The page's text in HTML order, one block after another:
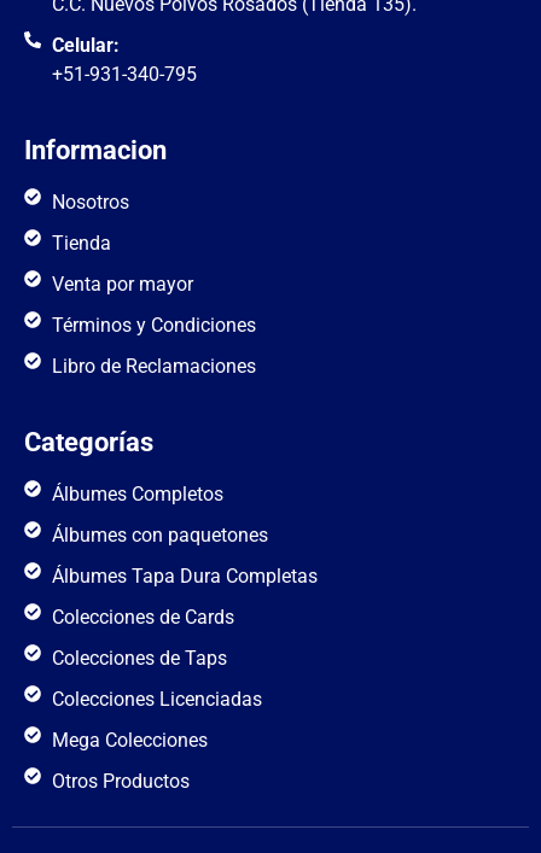
C.C. Nuevos Polvos Rosados (Tienda 135).
Celular:
+51-931-340-795
Informacion
Nosotros
Tienda
Venta por mayor
Términos y Condiciones
Libro de Reclamaciones
Categorías
Álbumes Completos
Álbumes con paquetones
Álbumes Tapa Dura Completas
Colecciones de Cards
Colecciones de Taps
Colecciones Licenciadas
Mega Colecciones
Otros Productos